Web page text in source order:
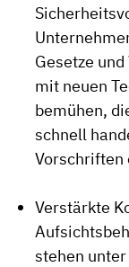
Gesetze
mit neuen
bemühen,
schnell
Vorschriften
Verstärkte
stehen